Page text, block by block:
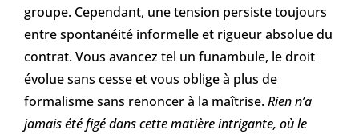
groupe. Cependant, une tension persiste toujours
entre spontanéité informelle et rigueur absolue du
contrat. Vous avancez tel un funambule, le droit
évolue sans cesse et vous oblige à plus de
formalisme sans renoncer à la maîtrise.Rien n’a
jamais été figé dans cette matière intrigante, où le